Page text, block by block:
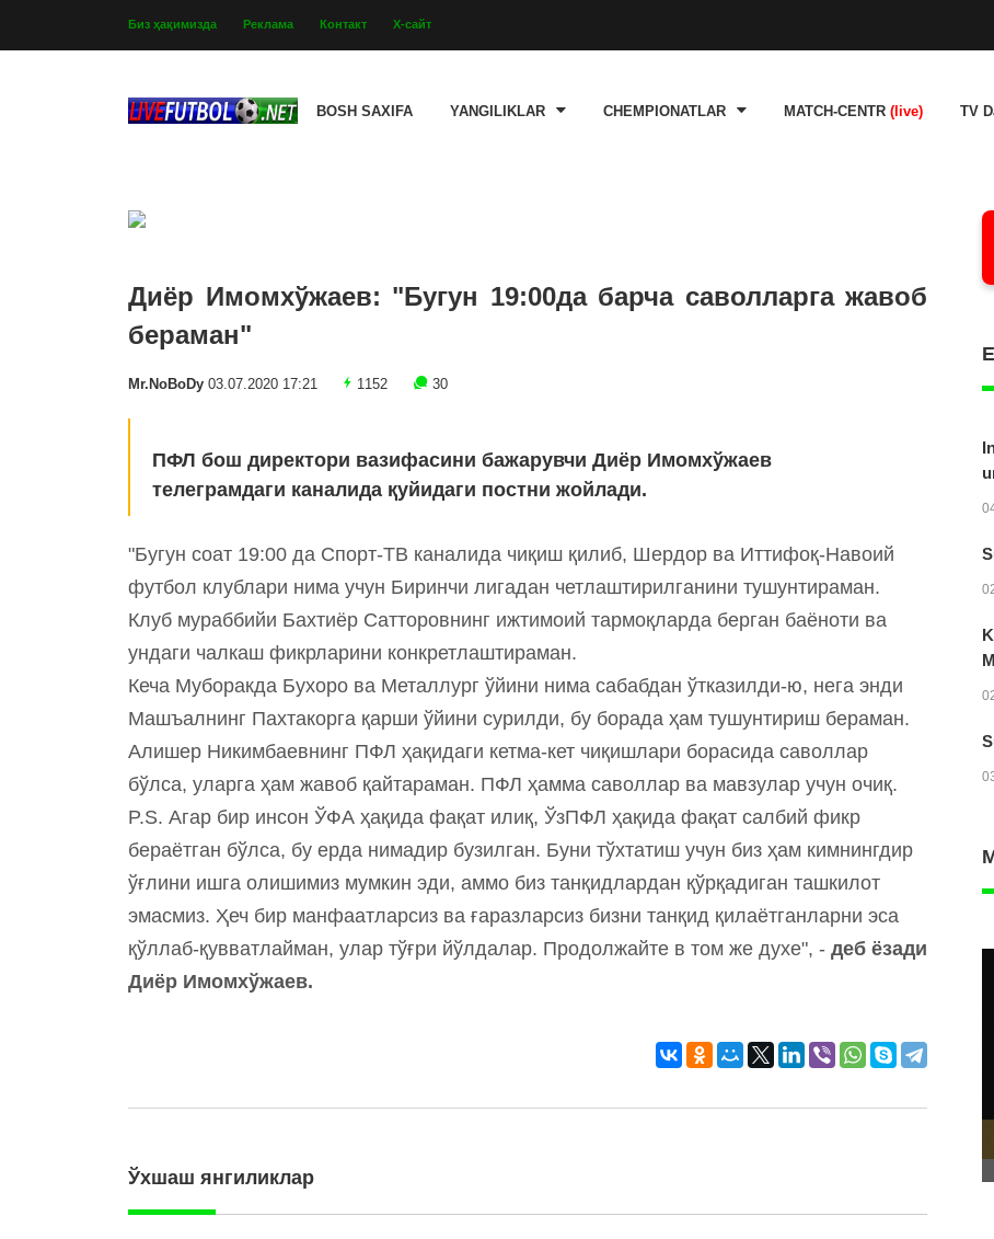
Биз ҳақимизда Реклама Контакт Х-сайт
BOSH SAXIFA YANGILIKLAR CHEMPIONATLAR MATCH-CENTR (live) TV
Диёр Имомхўжаев: "Бугун 19:00да барча саволларга жавоб
бераман"
Mr.NoBoDy 03.07.2020 17:21 1152 30
ПФЛ бош директори вазифасини бажарувчи Диёр Имомхўжаев
телеграмдаги каналида қуйидаги постни жойлади.
"Бугун соат 19:00 да Спорт-ТВ каналида чиқиш қилиб, Шердор ва Иттифоқ-Навоий
футбол клублари нима учун Биринчи лигадан четлаштирилганини тушунтираман.
Клуб мураббийи Бахтиёр Сатторовнинг ижтимоий тармоқларда берган баёноти ва
ундаги чалкаш фикрларини конкретлаштираман.
Кеча Муборакда Бухоро ва Металлург ўйини нима сабабдан ўтказилди-ю, нега энди
Машъалнинг Пахтакорга қарши ўйини сурилди, бу борада ҳам тушунтириш бераман.
Алишер Никимбаевнинг ПФЛ ҳақидаги кетма-кет чиқишлари борасида саволлар
бўлса, уларга ҳам жавоб қайтараман. ПФЛ ҳамма саволлар ва мавзулар учун очиқ.
P.S. Агар бир инсон ЎФА ҳақида фақат илиқ, ЎзПФЛ ҳақида фақат салбий фикр
бераётган бўлса, бу ерда нимадир бузилган. Буни тўхтатиш учун биз ҳам кимнингдир
ўғлини ишга олишимиз мумкин эди, аммо биз танқидлардан қўрқадиган ташкилот
эмасмиз. Ҳеч бир манфаатларсиз ва ғаразларсиз бизни танқид қилаётганларни эса
қўллаб-қувватлайман, улар тўғри йўлдалар. Продолжайте в том же духе", - деб ёзади
Диёр Имомхўжаев.
Ўхшаш янгиликлар